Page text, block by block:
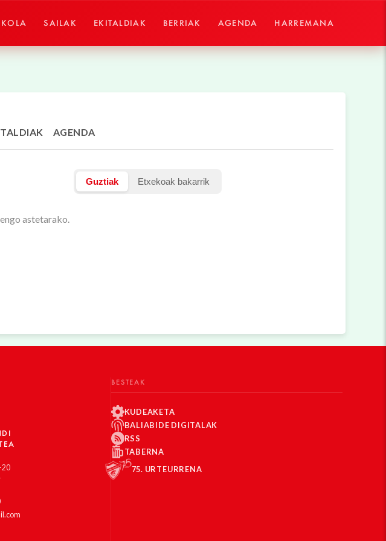
SAILAK EKITALDIAK BERRIAK AGENDA HARREMANA
AGENDA
Guztiak Etxekoak bakarrik
astetarako.
20
BESTEAK
KUDEAKETA
BALIABIDE DIGITALAK
RSS
TABERNA
75. URTEURRENA